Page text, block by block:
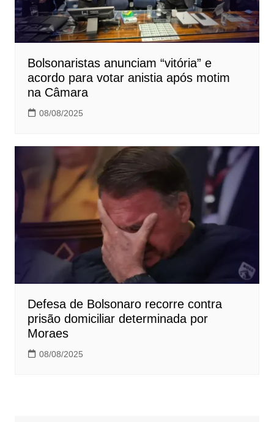
Bolsonaristas anunciam “vitória” e
acordo para votar anistia após motim
na Câmara
08/08/2025
Defesa de Bolsonaro recorre contra
prisão domiciliar determinada por
Moraes
08/08/2025